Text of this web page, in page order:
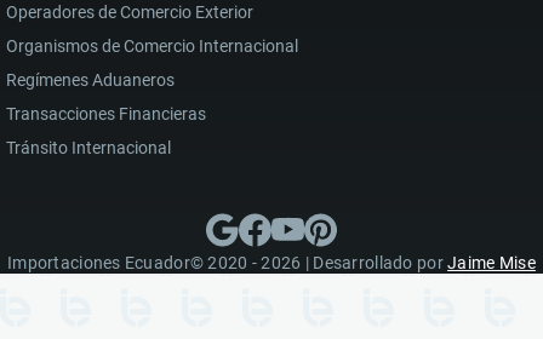
Operadores de Comercio Exterior
Organismos de Comercio Internacional
Regímenes Aduaneros
Transacciones Financieras
Tránsito Internacional
Importaciones Ecuador© 2020 - 2026 | Desarrollado porJaime Mise